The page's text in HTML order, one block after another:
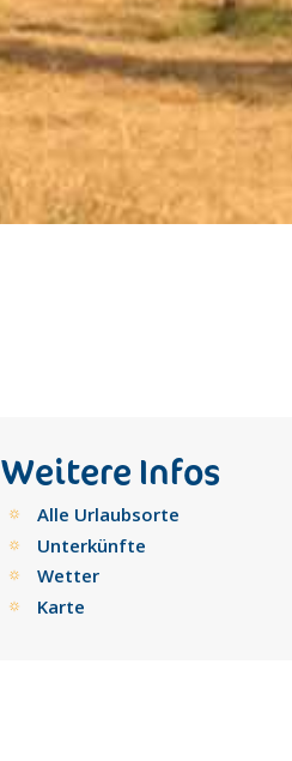
Weitere Infos
Alle Urlaubsorte
Unterkünfte
Wetter
Karte